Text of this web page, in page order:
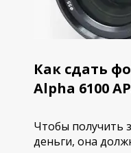
Как сдать
Alpha 6100
Чтобы получить
деньги, она